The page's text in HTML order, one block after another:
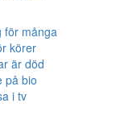
för många
körer
är död
på bio
i tv